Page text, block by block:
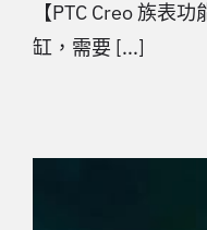
【PTC Creo 族表
缸，需要 [...]